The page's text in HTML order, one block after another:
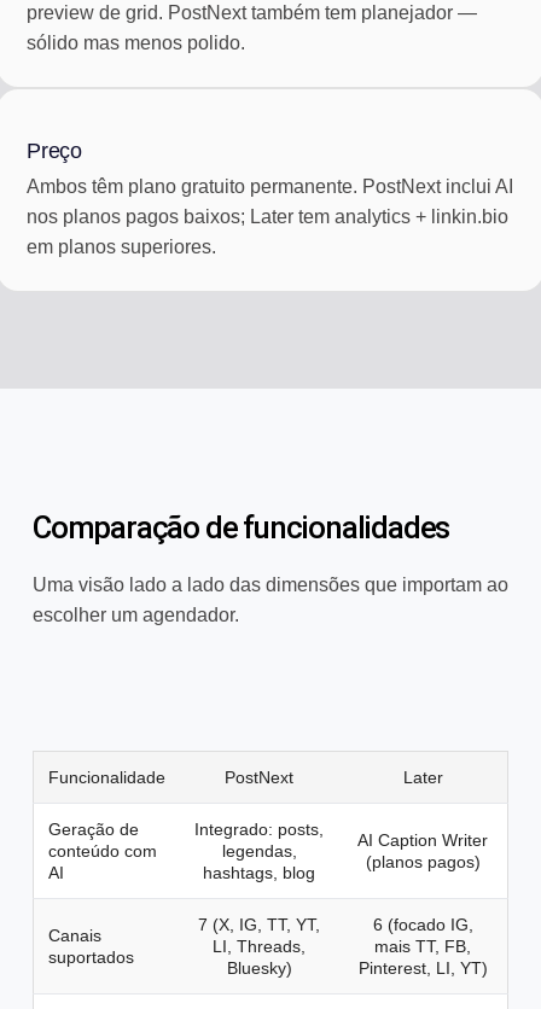
preview de grid. PostNext também tem planejador —
sólido mas menos polido.
Preço
Ambos têm plano gratuito permanente. PostNext inclui AI
nos planos pagos baixos; Later tem analytics + linkin.bio
em planos superiores.
Comparação de funcionalidades
Uma visão lado a lado das dimensões que importam ao
escolher um agendador.
Funcionalidade PostNext Later
Geração de
conteúdo com
AI
Integrado: posts,
legendas,
hashtags, blog
AI Caption Writer
(planos pagos)
Canais
suportados
7 (X, IG, TT, YT,
LI, Threads,
Bluesky)
6 (focado IG,
mais TT, FB,
Pinterest, LI, YT)